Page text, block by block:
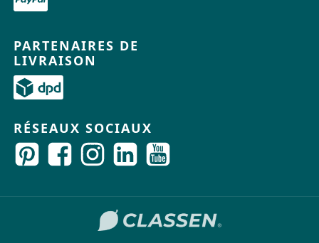
PARTENAIRES DE
LIVRAISON
RÉSEAUX SOCIAUX